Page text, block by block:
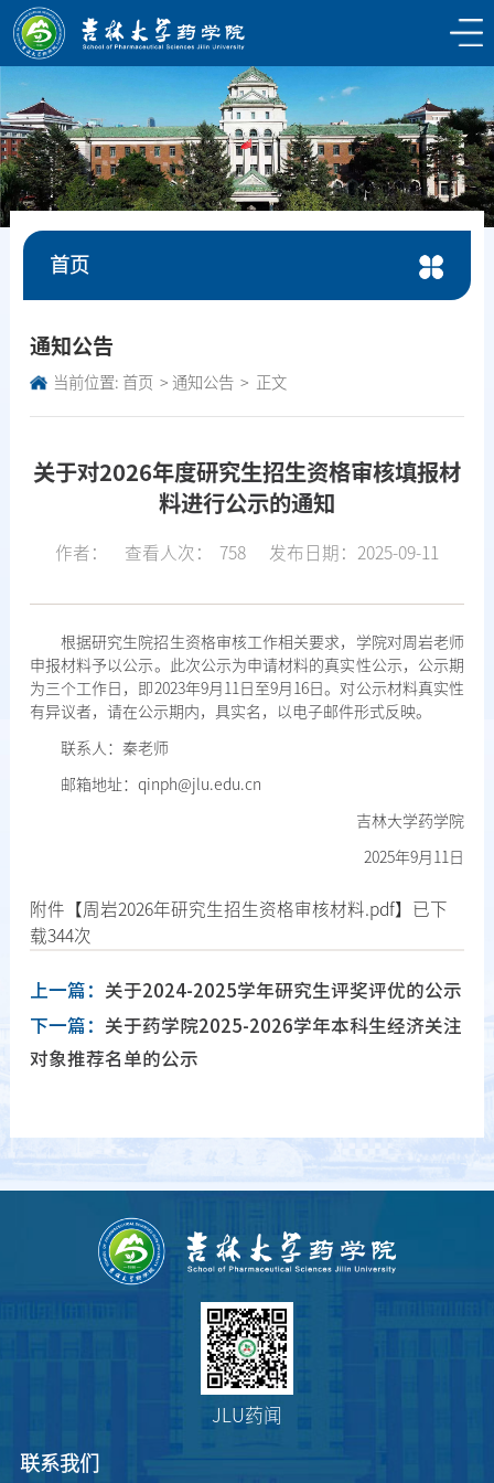
首页
通知公告
当前位置: 首页 通知公告 正文
关于对2026年度研究生招生资格审核填报材
料进行公示的通知
作者： 查看人次： 758 发布日期：2025-09-11
根据研究生院招生资格审核工作相关要求，学院对周岩老师
申报材料予以公示。此次公示为申请材料的真实性公示，公示期
为三个工作日，即2023年9月11日至9月16日。对公示材料真实性
有异议者，请在公示期内，具实名，以电子邮件形式反映。
联系人：秦老师
邮箱地址：qinph@jlu.edu.cn
吉林大学药学院
2025年9月11日
附件【 周岩2026年研究生招生资格审核材料.pdf】已下
载344次
上一篇： 关于2024-2025学年研究生评奖评优的公示
下一篇： 关于药学院2025-2026学年本科生经济关注
对象推荐名单的公示
JLU药闻
联系我们